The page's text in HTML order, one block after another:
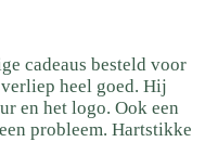
cadeaus besteld voor
heel goed. Hij
en het logo. Ook een
probleem. Hartstikke